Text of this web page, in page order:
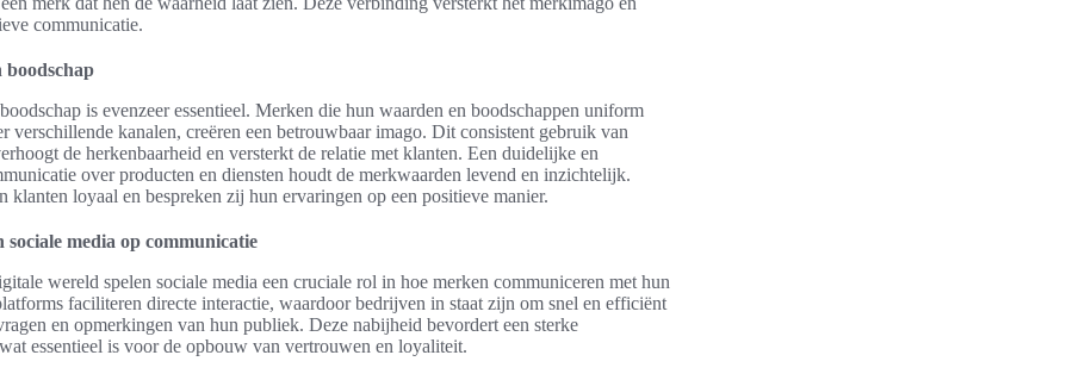
communicatie.
boodschap
is evenzeer essentieel. Merken die hun waarden en boodschappen uniform
verschillende kanalen, creëren een betrouwbaar imago. Dit consistent gebruik van
de herkenbaarheid en versterkt de relatie met klanten. Een duidelijke en
over producten en diensten houdt de merkwaarden levend en inzichtelijk.
klanten loyaal en bespreken zij hun ervaringen op een positieve manier.
sociale media op communicatie
wereld spelen sociale media een cruciale rol in hoe merken communiceren met hun
faciliteren directe interactie, waardoor bedrijven in staat zijn om snel en efficiënt
en opmerkingen van hun publiek. Deze nabijheid bevordert een sterke
essentieel is voor de opbouw van vertrouwen en loyaliteit.